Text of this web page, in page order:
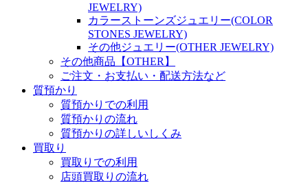
JEWELRY)
カラーストーンズジュエリー(COLOR
STONES JEWELRY)
その他ジュエリー(OTHER JEWELRY)
その他商品【OTHER】
ご注文・お支払い・配送方法など
質預かり
質預かりでの利用
質預かりの流れ
質預かりの詳しいしくみ
買取り
買取りでの利用
店頭買取りの流れ